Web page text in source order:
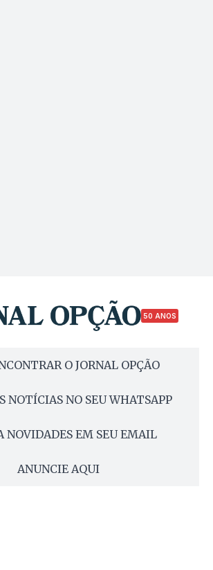
50 ANOS
O JORNAL OPÇÃO
NOTÍCIAS NO SEU WHATSAPP
NOVIDADES EM SEU EMAIL
ANUNCIE AQUI